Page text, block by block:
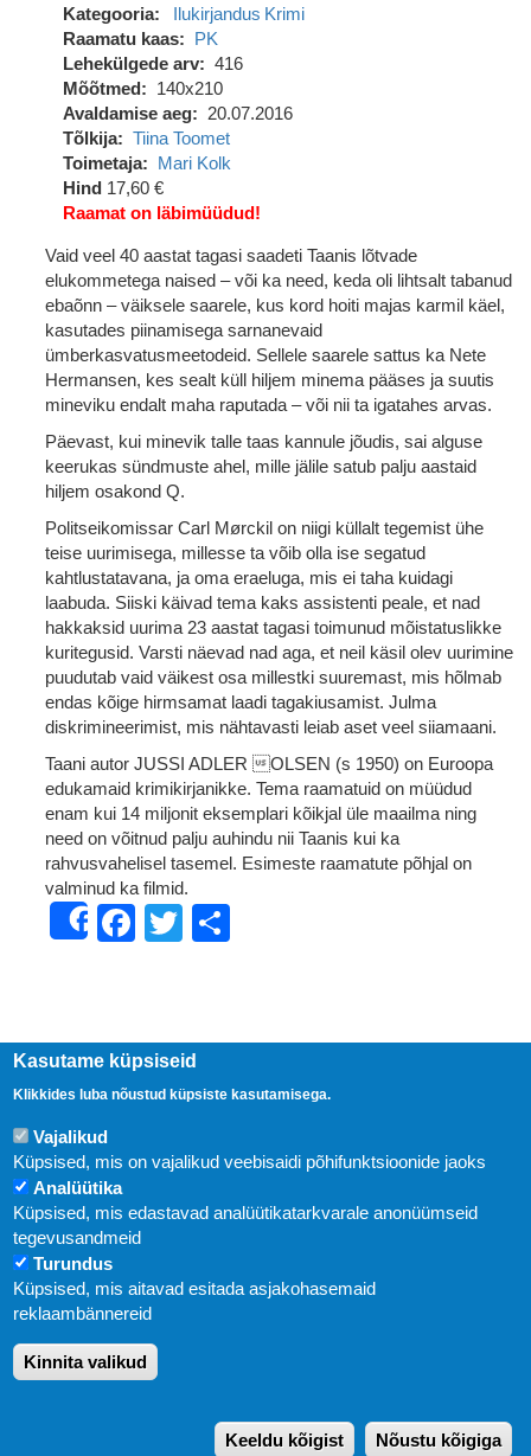
Kategooria
Ilukirjandus Krimi
Raamatu kaas
PK
Lehekülgede arv
416
Mõõtmed
140x210
Avaldamise aeg
20.07.2016
Tõlkija
Tiina Toomet
Toimetaja
Mari Kolk
Hind 17,60 €
Raamat on läbimüüdud!
Vaid veel 40 aastat tagasi saadeti Taanis lõtvade
elukommetega naised – või ka need, keda oli lihtsalt tabanud
ebaõnn – väiksele saarele, kus kord hoiti majas karmil käel,
kasutades piinamisega sarnanevaid
ümberkasvatusmeetodeid. Sellele saarele sattus ka Nete
Hermansen, kes sealt küll hiljem minema pääses ja suutis
mineviku endalt maha raputada – või nii ta igatahes arvas.
Päevast, kui minevik talle taas kannule jõudis, sai alguse
keerukas sündmuste ahel, mille jälile satub palju aastaid
hiljem osakond Q.
Politseikomissar Carl Mørckil on niigi küllalt tegemist ühe
teise uurimisega, millesse ta võib olla ise segatud
kahtlustatavana, ja oma eraeluga, mis ei taha kuidagi
laabuda. Siiski käivad tema kaks assistenti peale, et nad
hakkaksid uurima 23 aastat tagasi toimunud mõistatuslikke
kuritegusid. Varsti näevad nad aga, et neil käsil olev uurimine
puudutab vaid väikest osa millestki suuremast, mis hõlmab
endas kõige hirmsamat laadi tagakiusamist. Julma
diskrimineerimist, mis nähtavasti leiab aset veel siiamaani.
Taani autor JUSSI ADLER OLSEN (s 1950) on Euroopa
edukamaid krimikirjanikke. Tema raamatuid on müüdud
enam kui 14 miljonit eksemplari kõikjal üle maailma ning
need on võitnud palju auhindu nii Taanis kui ka
rahvusvahelisel tasemel. Esimeste raamatute põhjal on
valminud ka filmid.
ShareFacebook
Twitter
Uudised
KIRJASTUS PEGASUS OÜ © 2020
Paldiski mnt. 29 (A korpus VI korrus), Tallinn
E-post:pegasus[at]pegasus.ee
Kasutame küpsiseid
Klikkides luba nõustud küpsiste kasutamisega.
Vajalikud
Küpsised, mis on vajalikud veebisaidi põhifunktsioonide jaoks
Analüütika
Küpsised, mis edastavad analüütikatarkvarale anonüümseid
tegevusandmeid
Turundus
Küpsised, mis aitavad esitada asjakohasemaid
reklaambännereid
Kinnita valikud
Keeldu kõigist Nõustu kõigiga